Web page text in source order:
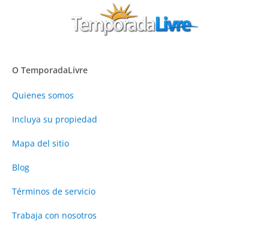
O TemporadaLivre
Quienes somos
Incluya su propiedad
Mapa del sitio
Blog
Términos de servicio
Trabaja con nosotros